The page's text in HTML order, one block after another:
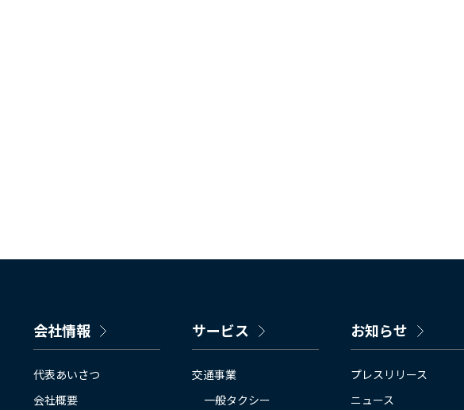
会社情報
代表あいさつ
会社概要
サービス
交通事業
一般タクシー
お知らせ
プレスリリース
ニュース